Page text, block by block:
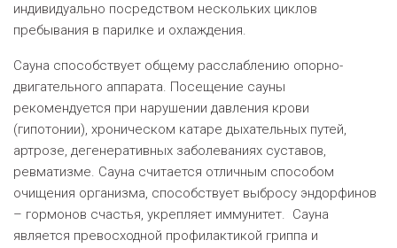
индивидуально посредством нескольких циклов
пребывания в парилке и охлаждения.
Сауна способствует общему расслаблению опорно-
двигательного аппарата. Посещение сауны
рекомендуется при нарушении давления крови
(гипотонии), хроническом катаре дыхательных путей,
артрозе, дегенеративных заболеваниях суставов,
ревматизме. Сауна считается отличным способом
очищения организма, способствует выбросу эндорфинов
– гормонов счастья, укрепляет иммунитет. Сауна
является превосходной профилактикой гриппа и